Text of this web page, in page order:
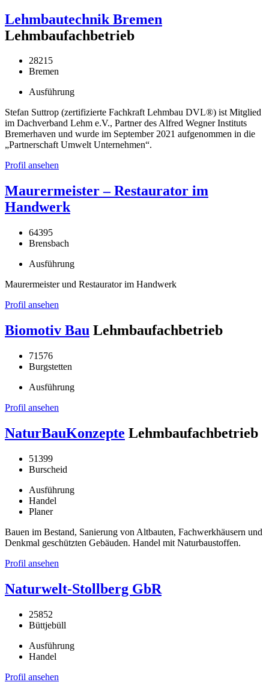
Lehmbautechnik Bremen
Lehmbaufachbetrieb
28215
Bremen
Ausführung
Stefan Suttrop (zertifizierte Fachkraft Lehmbau DVL®) ist Mitglied
im Dachverband Lehm e.V., Partner des Alfred Wegner Instituts
Bremerhaven und wurde im September 2021 aufgenommen in die
„Partnerschaft Umwelt Unternehmen“.
Profil ansehen
Maurermeister – Restaurator im
Handwerk
64395
Brensbach
Ausführung
Maurermeister und Restaurator im Handwerk
Profil ansehen
Biomotiv Bau Lehmbaufachbetrieb
71576
Burgstetten
Ausführung
Profil ansehen
NaturBauKonzepte Lehmbaufachbetrieb
51399
Burscheid
Ausführung
Handel
Planer
Bauen im Bestand, Sanierung von Altbauten, Fachwerkhäusern und
Denkmal geschützten Gebäuden. Handel mit Naturbaustoffen.
Profil ansehen
Naturwelt-Stollberg GbR
25852
Büttjebüll
Ausführung
Handel
Profil ansehen